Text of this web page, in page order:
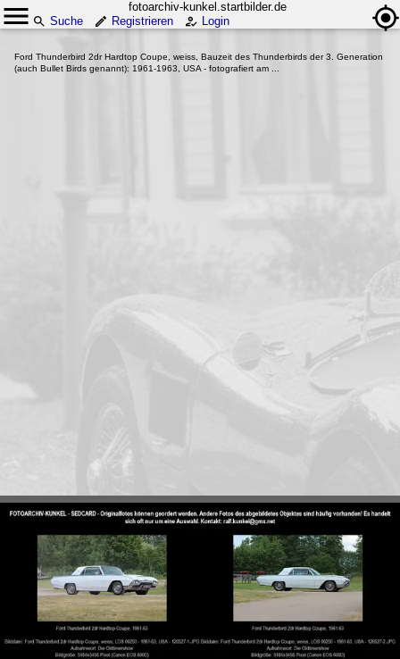
fotoarchiv-kunkel.startbilder.de
Suche
Registrieren Login
Ford Thunderbird 2dr Hardtop Coupe, weiss, Bauzeit des Thunderbirds der 3. Generation
(auch Bullet Birds genannt): 1961-1963, USA - fotografiert am ...